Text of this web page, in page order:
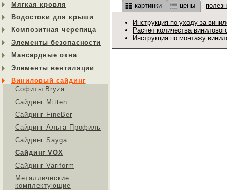
Мягкая кровля
Водостоки для крыши
Композитная черепица
Элементы безопасности
Мансардные окна
Элементы вентиляции
Виниловый сайдинг
Софиты Bryza
Сайдинг Mitten
Сайдинг FineBer
Сайдинг Альта-Профиль
Сайдинг Sayga
Cайдинг VOX
Сайдинг Variform
Металлические
комплектующие
картинки цены
Инструкция по уходу за
Расчет количества
Инструкция по монтажу